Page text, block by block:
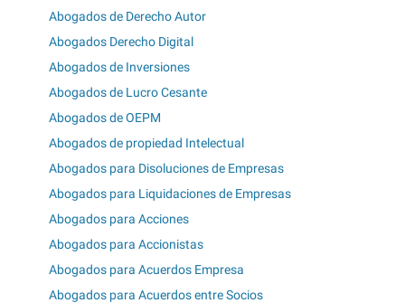
Abogados de Derecho Autor
Abogados Derecho Digital
Abogados de Inversiones
Abogados de Lucro Cesante
Abogados de OEPM
Abogados de propiedad Intelectual
Abogados para Disoluciones de Empresas
Abogados para Liquidaciones de Empresas
Abogados para Acciones
Abogados para Accionistas
Abogados para Acuerdos Empresa
Abogados para Acuerdos entre Socios